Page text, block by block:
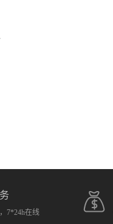
7*24h在线